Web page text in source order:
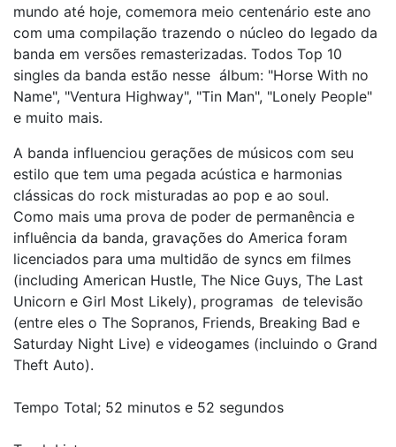
mundo até hoje, comemora meio centenário este ano
com uma compilação trazendo o núcleo do legado da
banda em versões remasterizadas. Todos Top 10
singles da banda estão nesse álbum: "Horse With no
Name", "Ventura Highway", "Tin Man", "Lonely People"
e muito mais.
A banda influenciou gerações de músicos com seu
estilo que tem uma pegada acústica e harmonias
clássicas do rock misturadas ao pop e ao soul.
Como mais uma prova de poder de permanência e
influência da banda, gravações do America foram
licenciados para uma multidão de syncs em filmes
(including American Hustle, The Nice Guys, The Last
Unicorn e Girl Most Likely), programas de televisão
(entre eles o The Sopranos, Friends, Breaking Bad e
Saturday Night Live) e videogames (incluindo o Grand
Theft Auto).
Tempo Total; 52 minutos e 52 segundos